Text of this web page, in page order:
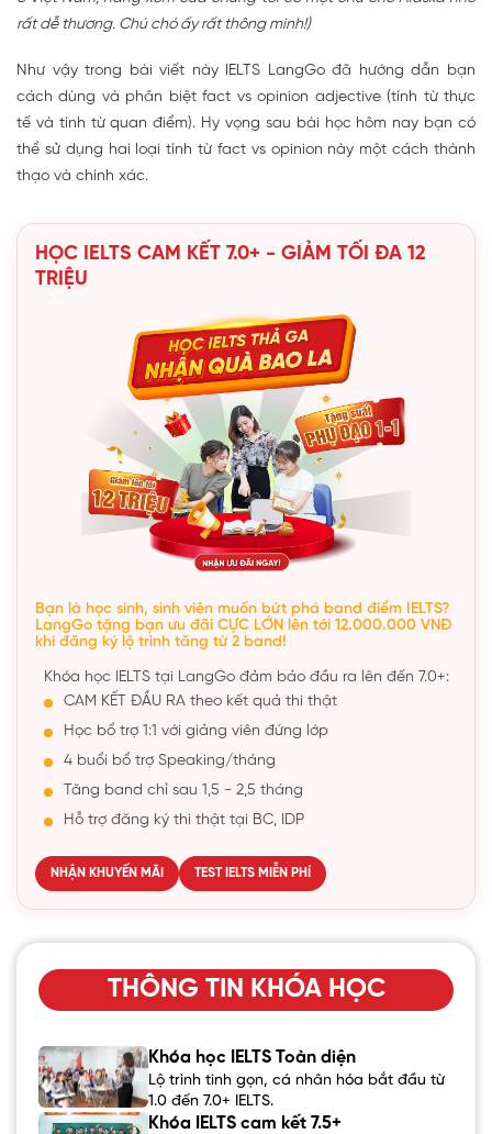
rất dễ thương. Chú chó ấy rất thông minh!)
Như vậy trong bài viết này IELTS LangGo đã hướng dẫn bạn
cách dùng và phân biệt fact vs opinion adjective (tính từ thực
tế và tính từ quan điểm). Hy vọng sau bài học hôm nay bạn có
thể sử dụng hai loại tính từ fact vs opinion này một cách thành
thạo và chính xác.
HỌC IELTS CAM KẾT 7.0+ - GIẢM TỐI ĐA 12
TRIỆU
Bạn là học sinh, sinh viên muốn bứt phá band điểm IELTS?
LangGo tặng bạn ưu đãi CỰC LỚN lên tới 12.000.000 VNĐ
khi đăng ký lộ trình tăng từ 2 band!
Khóa học IELTS tại LangGo đảm bảo đầu ra lên đến 7.0+:
CAM KẾT ĐẦU RA theo kết quả thi thật
Học bổ trợ 1:1 với giảng viên đứng lớp
4 buổi bổ trợ Speaking/tháng
Tăng band chỉ sau 1,5 - 2,5 tháng
Hỗ trợ đăng ký thi thật tại BC, IDP
NHẬN KHUYẾN MÃI TEST IELTS MIỄN PHÍ
THÔNG TIN KHÓA HỌC
Khóa học IELTS Toàn diện
Lộ trình tinh gọn, cá nhân hóa bắt đầu từ
1.0 đến 7.0+ IELTS.
Khóa IELTS cam kết 7.5+